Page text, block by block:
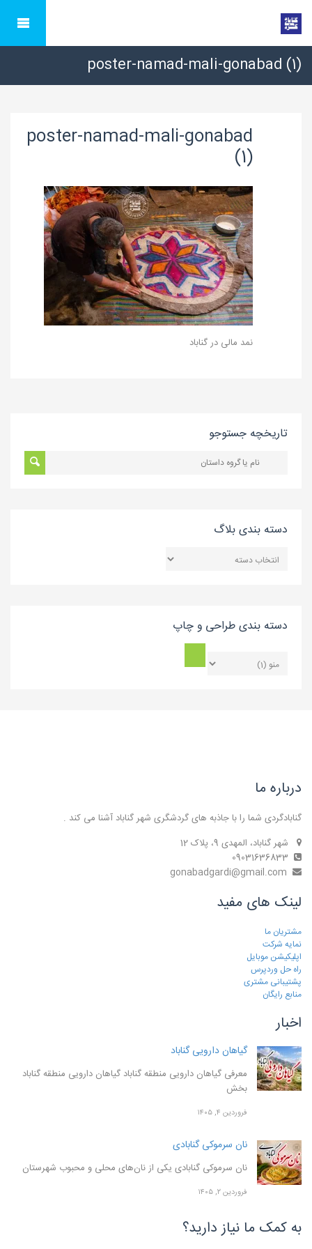
poster-namad-mali-gonabad (1)
poster-namad-mali-gonabad
(1)
نمد مالی در گناباد
تاریخچه جستوجو
دسته بندی بلاگ
بندی
دسته بندی طراحی و چاپ
درباره ما
گنابادگردی شما را با جاذبه های گردشگری شهر گناباد آشنا می کند .
شهر گناباد، المهدی 9، پلاک 12
لینک های مفید
مشتریان ما
نمایه شرکت
اپلیکیشن موبایل
راه حل وردپرس
پشتیبانی مشتری
منابع رایگان
اخبار
گیاهان دارویی گناباد
معرفی گیاهان دارویی منطقه گناباد گیاهان دارویی منطقه گناباد
بخش
فروردین ۴, ۱۴۰۵
نان سرموکی گنابادی
نان سرموکی گنابادی یکی از نان‌های محلی و محبوب شهرستان
فروردین ۲, ۱۴۰۵
به کمک ما نیاز دارید؟